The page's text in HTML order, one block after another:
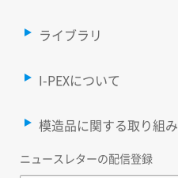
ライブラリ
I-PEXについて
模造品に関する取り組み
ニュースレターの配信登録